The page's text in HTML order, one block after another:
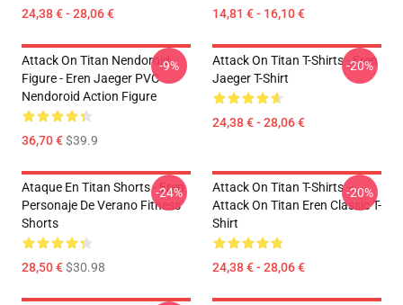
24,38 € - 28,06 € 14,81 € - 16,10 €
Attack On Titan Nendoroid
Figure - Eren Jaeger PVC
Nendoroid Action Figure
36,70 €$39.9
-9%
Attack On Titan T-Shirts - Eren
Jaeger T-Shirt
24,38 € - 28,06 €
-20%
Ataque En Titan Shorts - Eren
Personaje De Verano Fitness
Shorts
28,50 €$30.98
-24%
Attack On Titan T-Shirts –
Attack On Titan Eren Classic T-
Shirt
24,38 € - 28,06 €
-20%